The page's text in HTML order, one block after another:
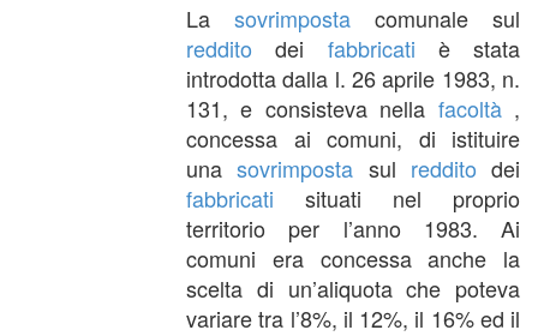
La sovrimposta comunale sul
reddito dei fabbricati è stata
introdotta dalla l. 26 aprile 1983, n.
131, e consisteva nella facoltà,
concessa ai comuni, di istituire
unasovrimposta sul reddito dei
fabbricati situati nel proprio
territorio per l’anno 1983. Ai
comuni era concessa anche la
scelta di un’aliquota che poteva
variare tra l’8%, il 12%, il 16% ed il